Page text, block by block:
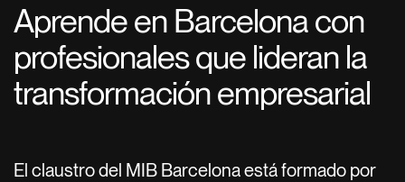
Aprende en Barcelona con
profesionales que lideran la
transformación empresarial
El claustro del MIB Barcelona está formado por